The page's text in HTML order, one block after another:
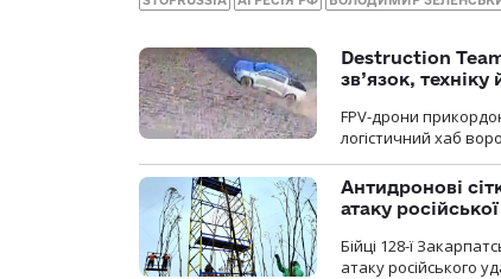
Destruction
зв’язок, техніку
FPV-дрони
логістичний хаб
Антидронові
атаку
Бійці 128-ї
атаку російського